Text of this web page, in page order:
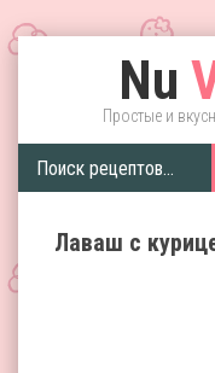
Nu
Простые и
Лаваш с